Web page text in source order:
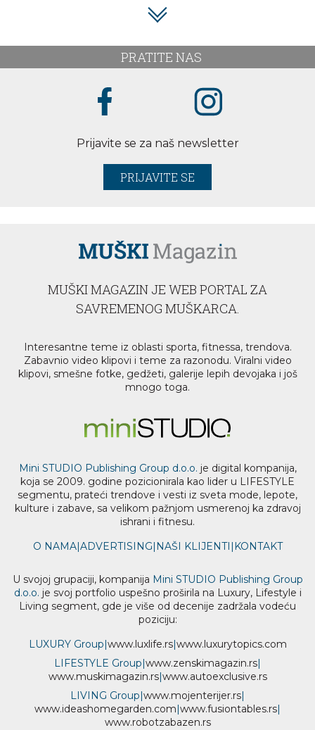
PRATITE NAS
Prijavite se za naš newsletter
PRIJAVITE SE
MUŠKI MAGAZIN JE WEB PORTAL ZA
SAVREMENOG MUŠKARCA.
Interesantne teme iz oblasti sporta, fitnessa, trendova.
Zabavnio video klipovi i teme za razonodu. Viralni video
klipovi, smešne fotke, gedžeti, galerije lepih devojaka i još
mnogo toga.
Mini STUDIO Publishing Group d.o.o. je digital kompanija,
koja se 2009. godine pozicionirala kao lider u LIFESTYLE
segmentu, prateći trendove i vesti iz sveta mode, lepote,
kulture i zabave, sa velikom pažnjom usmerenoj ka zdravoj
ishrani i fitnesu.
O NAMA| ADVERTISING NAŠI KLIJENTI KONTAKT
U svojoj grupaciji, kompanija Mini STUDIO Publishing Group
d.o.o. je svoj portfolio uspešno proširila na Luxury, Lifestyle i
Living segment, gde je više od decenije zadržala vodeću
poziciju:
LUXURY Group www. luxlife.rs| www. luxurytopics.com
LIFESTYLE Group www.zenskimagazin.rs
www.muskimagazin.rs| www.autoexclusive.rs
LIVING Group www.mojenterijer.rs
www.ideashomegarden.com www.fusiontables.rs
www.robotzabazen.rs